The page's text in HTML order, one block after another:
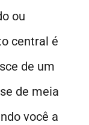
ou
central é
de um
de meia
você a